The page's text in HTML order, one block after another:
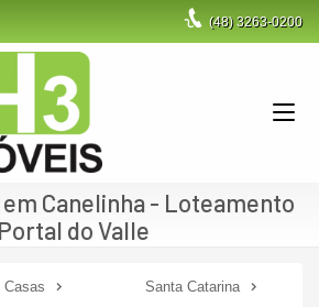
(48)3263-0200
em Canelinha - Loteamento
Portal do Valle
Casas
Santa Catarina